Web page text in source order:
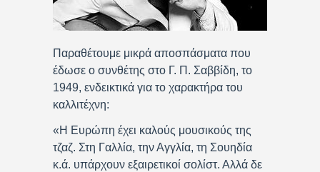
Παραθέτουμε μικρά αποσπάσματα που
έδωσε ο συνθέτης στο Γ. Π. Σαββίδη, το
1949, ενδεικτικά για το χαρακτήρα του
καλλιτέχνη:
«Η Ευρώπη έχει καλούς μουσικούς της
τζαζ. Στη Γαλλία, την Αγγλία, τη Σουηδία
κ.ά. υπάρχουν εξαιρετικοί σολίστ. Αλλά δε